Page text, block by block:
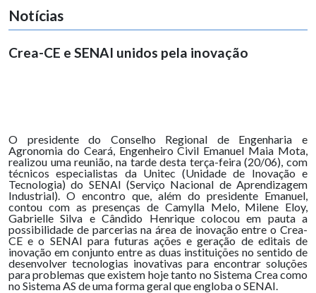
Notícias
Crea-CE e SENAI unidos pela inovação
O presidente do Conselho Regional de Engenharia e
Agronomia do Ceará, Engenheiro Civil Emanuel Maia Mota,
realizou uma reunião, na tarde desta terça-feira (20/06), com
técnicos especialistas da Unitec (Unidade de Inovação e
Tecnologia) do SENAI (Serviço Nacional de Aprendizagem
Industrial). O encontro que, além do presidente Emanuel,
contou com as presenças de Camylla Melo, Milene Eloy,
Gabrielle Silva e Cândido Henrique colocou em pauta a
possibilidade de parcerias na área de inovação entre o Crea-
CE e o SENAI para futuras ações e geração de editais de
inovação em conjunto entre as duas instituições no sentido de
desenvolver tecnologias inovativas para encontrar soluções
para problemas que existem hoje tanto no Sistema Crea como
no Sistema AS de uma forma geral que engloba o SENAI.